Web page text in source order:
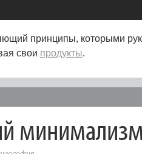
принципы, которыми
свои продукты.